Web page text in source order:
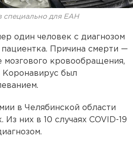
специально для ЕАН
один человек с диагнозом
пациентка. Причина смерти —
мозгового кровообращения,
Коронавирус был
в Челябинской области
Из них в 10 случаях COVID-19